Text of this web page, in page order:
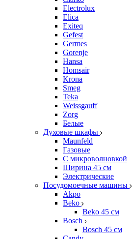
Electrolux
Elica
Exiteq
Gefest
Germes
Gorenje
Hansa
Homsair
Krona
Smeg
Teka
Weissgauff
Zorg
Белые
Духовые шкафы
Maunfeld
Газовые
С микроволновкой
Ширина 45 см
Электрические
Посудомоечные машины
Akpo
Beko
Beko 45 см
Bosch
Bosch 45 см